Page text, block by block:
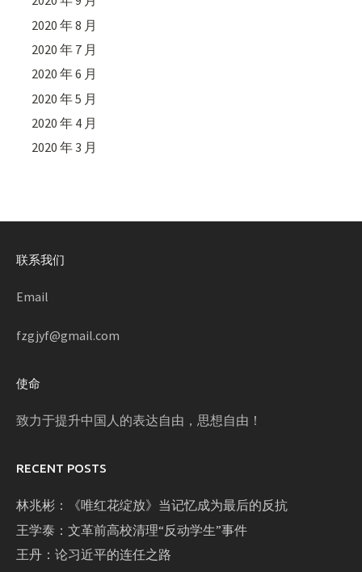
2020 年 8 月
2020 年 7 月
2020 年 6 月
2020 年 5 月
2020 年 4 月
2020 年 3 月
联系我们
Email
fzgjyf@gmail.com
使命
致力于提升中国人的表达自由，思想自由！
RECENT POSTS
林兆彬：《唯红花绽放》当记忆成为最后的反抗
王学泰：文革前高校清理“反动学生”事件
王丹：论习近平的连任之路